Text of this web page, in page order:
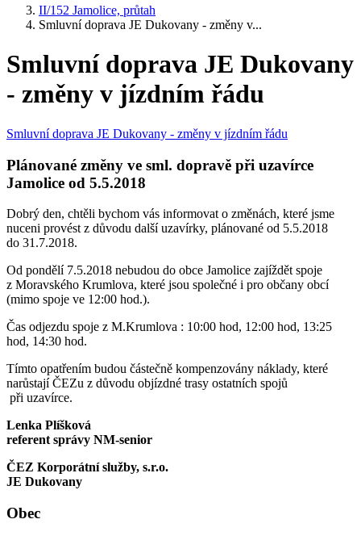
II/152 Jamolice, průtah
Smluvní doprava JE Dukovany - změny v...
Smluvní doprava JE Dukovany
- změny v jízdním řádu
Smluvní doprava JE Dukovany - změny v jízdním řádu
Plánované změny ve sml. dopravě při uzavírce
Jamolice od 5.5.2018
Dobrý den, chtěli bychom vás informovat o změnách, které jsme
nuceni provést z důvodu další uzavírky, plánované od 5.5.2018
do 31.7.2018.
Od pondělí 7.5.2018 nebudou do obce Jamolice zajíždět spoje
z Moravského Krumlova, které jsou společné i pro občany obcí
(mimo spoje ve 12:00 hod.).
Čas odjezdu spoje z M.Krumlova : 10:00 hod, 12:00 hod, 13:25
hod, 14:30 hod.
Tímto opatřením budou částečně kompenzovány náklady, které
narůstají ČEZu z důvodu objízdné trasy ostatních spojů
při uzavírce.
Lenka Plíšková
referent správy NM-senior
ČEZ Korporátní služby, s.r.o.
JE Dukovany
Obec